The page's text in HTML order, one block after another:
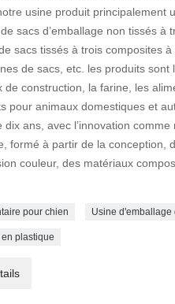
usine produit principalement
sacs d’emballage non tissés à
sacs tissés à trois composites
de sacs, etc. les produits sont
de construction, la farine, les
pour animaux domestiques et
ans, avec l’innovation
formé à partir de la conception,
couleur, des matériaux
pour chien Usine d'emballage
plastique